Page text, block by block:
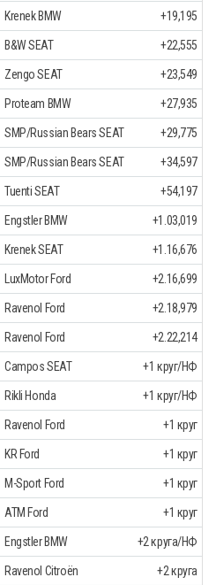
Krenek BMW +19,195
B&W SEAT +22,555
Zengo SEAT +23,549
Proteam BMW +27,935
SMP/Russian Bears SEAT +29,775
SMP/Russian Bears SEAT +34,597
Tuenti SEAT +54,197
Engstler BMW +1.03,019
Krenek SEAT +1.16,676
LuxMotor Ford +2.16,699
Ravenol Ford +2.18,979
Ravenol Ford +2.22,214
Campos SEAT +1 круг/НФ
Rikli Honda +1 круг/НФ
Ravenol Ford +1 круг
KR Ford +1 круг
M-Sport Ford +1 круг
ATM Ford +1 круг
Engstler BMW +2 круга/НФ
Ravenol Citroën +2 круга